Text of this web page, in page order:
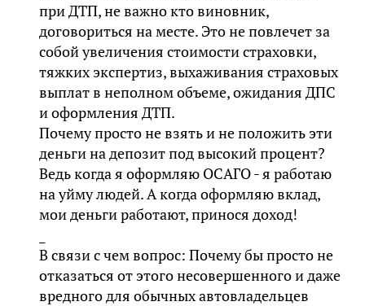
при ДТП, не важно кто виновник,
договориться на месте. Это не повлечет за
собой увеличения стоимости страховки,
тяжких экспертиз, выхаживания страховых
выплат в неполном объеме, ожидания ДПС
и оформления ДТП.
Почему просто не взять и не положить эти
деньги на депозит под высокий процент?
Ведь когда я оформляю ОСАГО - я работаю
на уйму людей. А когда оформляю вклад,
мои деньги работают, принося доход!
В связи с чем вопрос: Почему бы просто не
отказаться от этого несовершенного и даже
вредного для обычных автовладельцев